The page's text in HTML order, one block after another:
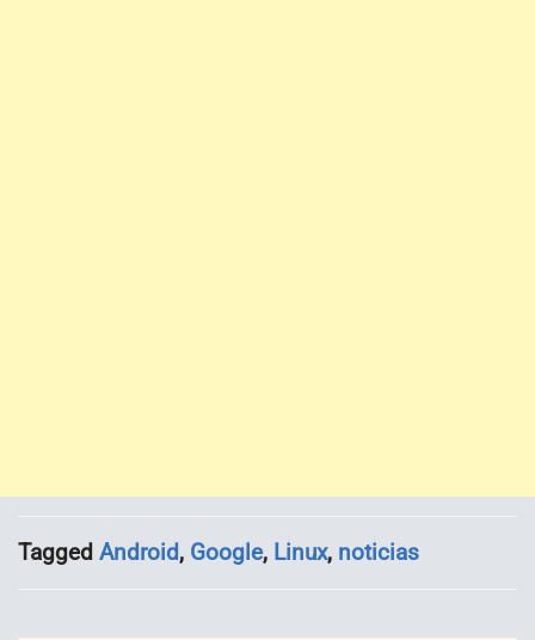
Tagged Android, Google, Linux, noticias